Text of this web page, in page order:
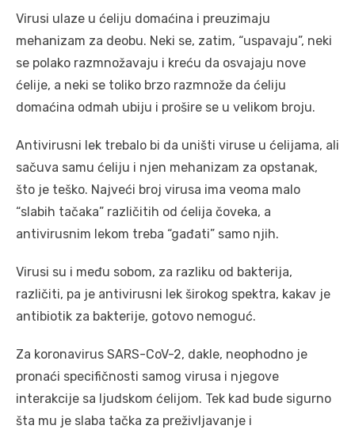
Virusi ulaze u ćeliju domaćina i preuzimaju
mehanizam za deobu. Neki se, zatim, “uspavaju”, neki
se polako razmnožavaju i kreću da osvajaju nove
ćelije, a neki se toliko brzo razmnože da ćeliju
domaćina odmah ubiju i prošire se u velikom broju.
Antivirusni lek trebalo bi da uništi viruse u ćelijama, ali
sačuva samu ćeliju i njen mehanizam za opstanak,
što je teško. Najveći broj virusa ima veoma malo
“slabih tačaka” različitih od ćelija čoveka, a
antivirusnim lekom treba “gađati” samo njih.
Virusi su i među sobom, za razliku od bakterija,
različiti, pa je antivirusni lek širokog spektra, kakav je
antibiotik za bakterije, gotovo nemoguć.
Za koronavirus SARS-CoV-2, dakle, neophodno je
pronaći specifičnosti samog virusa i njegove
interakcije sa ljudskom ćelijom. Tek kad bude sigurno
šta mu je slaba tačka za preživljavanje i